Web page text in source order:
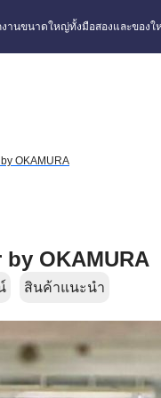
านขนาดใหญ่ทั้งมือสองและของใ
OKAMURA
OKAMURA
สินค้าแนะนำ